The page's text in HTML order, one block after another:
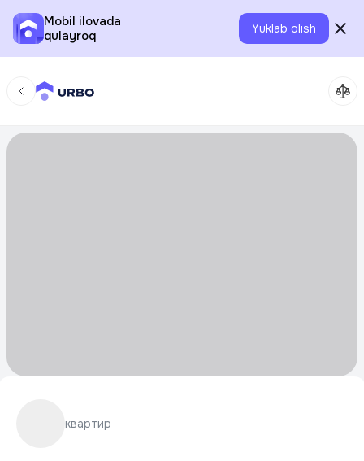
Mobil ilovada
qulayroq
Yuklab olish
квартир